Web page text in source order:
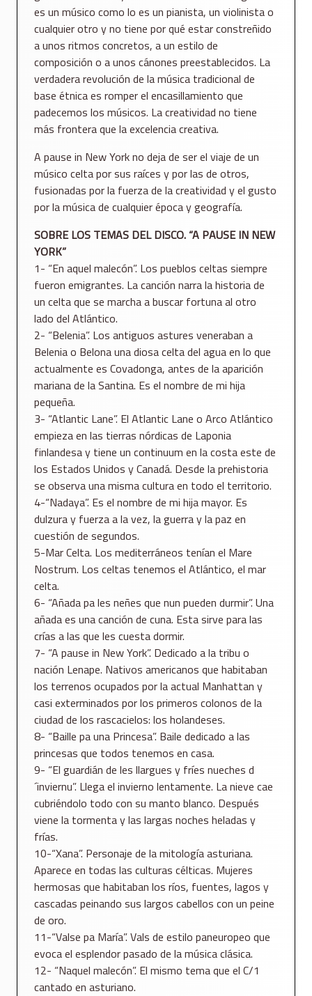
es un músico como lo es un pianista, un violinista o
cualquier otro y no tiene por qué estar constreñido
a unos ritmos concretos, a un estilo de
composición o a unos cánones preestablecidos. La
verdadera revolución de la música tradicional de
base étnica es romper el encasillamiento que
padecemos los músicos. La creatividad no tiene
más frontera que la excelencia creativa.
A pause in New York no deja de ser el viaje de un
músico celta por sus raíces y por las de otros,
fusionadas por la fuerza de la creatividad y el gusto
por la música de cualquier época y geografía.
SOBRE LOS TEMAS DEL DISCO. “A PAUSE IN NEW
YORK”
1- “En aquel malecón”. Los pueblos celtas siempre
fueron emigrantes. La canción narra la historia de
un celta que se marcha a buscar fortuna al otro
lado del Atlántico.
2- “Belenia”. Los antiguos astures veneraban a
Belenia o Belona una diosa celta del agua en lo que
actualmente es Covadonga, antes de la aparición
mariana de la Santina. Es el nombre de mi hija
pequeña.
3- “Atlantic Lane”. El Atlantic Lane o Arco Atlántico
empieza en las tierras nórdicas de Laponia
finlandesa y tiene un continuum en la costa este de
los Estados Unidos y Canadá. Desde la prehistoria
se observa una misma cultura en todo el territorio.
4-“Nadaya”. Es el nombre de mi hija mayor. Es
dulzura y fuerza a la vez, la guerra y la paz en
cuestión de segundos.
5-Mar Celta. Los mediterráneos tenían el Mare
Nostrum. Los celtas tenemos el Atlántico, el mar
celta.
6- “Añada pa les neñes que nun pueden durmir”. Una
añada es una canción de cuna. Esta sirve para las
crías a las que les cuesta dormir.
7- “A pause in New York”. Dedicado a la tribu o
nación Lenape. Nativos americanos que habitaban
los terrenos ocupados por la actual Manhattan y
casi exterminados por los primeros colonos de la
ciudad de los rascacielos: los holandeses.
8- “Baille pa una Princesa”. Baile dedicado a las
princesas que todos tenemos en casa.
9- “El guardián de les llargues y fríes nueches d
´inviernu”. Llega el invierno lentamente. La nieve cae
cubriéndolo todo con su manto blanco. Después
viene la tormenta y las largas noches heladas y
frías.
10-“Xana”. Personaje de la mitología asturiana.
Aparece en todas las culturas célticas. Mujeres
hermosas que habitaban los ríos, fuentes, lagos y
cascadas peinando sus largos cabellos con un peine
de oro.
11-“Valse pa María”. Vals de estilo paneuropeo que
evoca el esplendor pasado de la música clásica.
12- “Naquel malecón”. El mismo tema que el C/1
cantado en asturiano.